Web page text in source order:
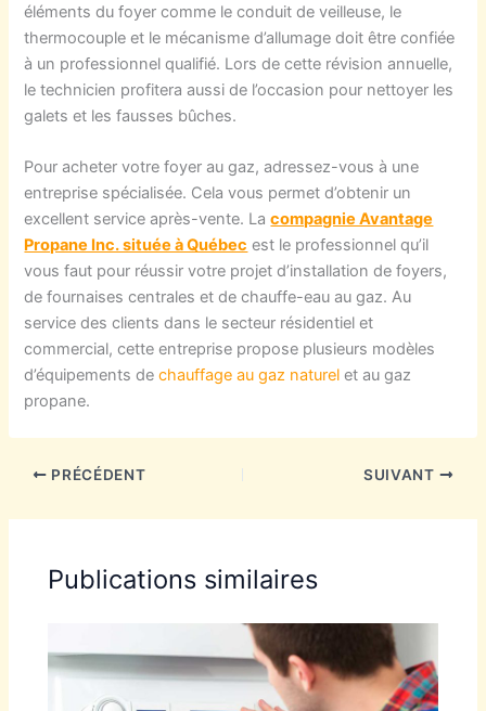
éléments du foyer comme le conduit de veilleuse, le
thermocouple et le mécanisme d’allumage doit être confiée
à un professionnel qualifié. Lors de cette révision annuelle,
le technicien profitera aussi de l’occasion pour nettoyer les
galets et les fausses bûches.
Pour acheter votre foyer au gaz, adressez-vous à une
entreprise spécialisée. Cela vous permet d’obtenir un
excellent service après-vente. Lacompagnie Avantage
Propane Inc. située à Québec est le professionnel qu’il
vous faut pour réussir votre projet d’installation de foyers,
de fournaises centrales et de chauffe-eau au gaz. Au
service des clients dans le secteur résidentiel et
commercial, cette entreprise propose plusieurs modèles
d’équipements dechauffage au gaz naturel et au gaz
propane.
PRÉCÉDENT SUIVANT
Publications similaires